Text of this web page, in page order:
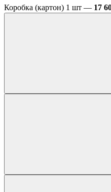
Коробка (картон) 1 шт — 17